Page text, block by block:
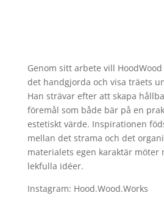
Genom sitt arbete vill
det handgjorda och visa träets
Han strävar efter att skapa
föremål som både bär på en
estetiskt värde. Inspirationen
mellan det strama och det
materialets egen karaktär möter
lekfulla idéer.
Instagram: Hood.Wood.Works